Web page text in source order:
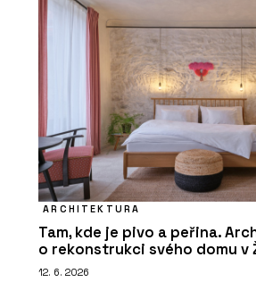
ARCHITEKTURA
Tam, kde je pivo a peřina.
o rekonstrukci svého domu v
12. 6. 2026